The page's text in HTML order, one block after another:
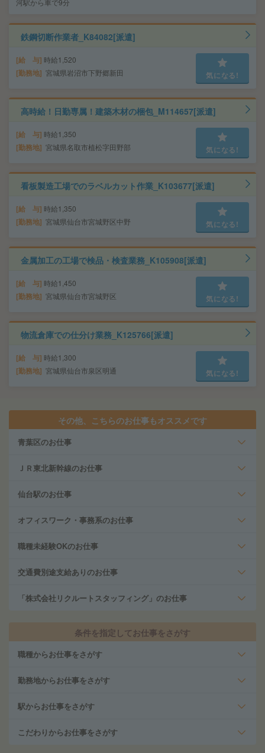
河駅から車で9分
鉄鋼切断作業者_K84082[派遣]
給 与 時給1,520
勤務地 宮城県岩沼市下野郷新田 気になる!
高時給！日勤専属！建築木材の梱包_M114657[派遣]
給 与 時給1,350
勤務地 宮城県名取市植松字田野部 気になる!
看板製造工場でのラベルカット作業_K103677[派遣]
給 与 時給1,350
勤務地 宮城県仙台市宮城野区中野 気になる!
金属加工の工場で検品・検査業務_K105908[派遣]
給 与 時給1,450
勤務地 宮城県仙台市宮城野区 気になる!
物流倉庫での仕分け業務_K125766[派遣]
給 与 時給1,300
勤務地 宮城県仙台市泉区明通 気になる!
その他、こちらのお仕事もオススメです
青葉区のお仕事
ＪＲ東北新幹線のお仕事
仙台駅のお仕事
オフィスワーク・事務系のお仕事
職種未経験OKのお仕事
交通費別途支給ありのお仕事
「株式会社リクルートスタッフィング」のお仕事
条件を指定してお仕事をさがす
職種からお仕事をさがす
勤務地からお仕事をさがす
駅からお仕事をさがす
こだわりからお仕事をさがす